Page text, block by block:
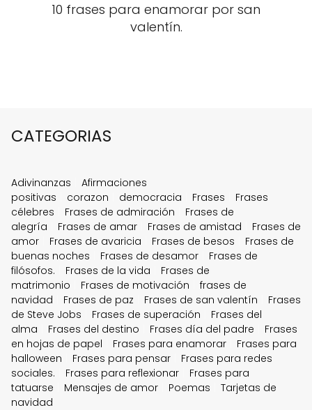
10 frases para enamorar por san
valentín.
CATEGORIAS
Adivinanzas
Afirmaciones
positivas
corazon democracia Frases
Frases
célebres
Frases de admiración
Frases de
alegría
Frases de amar Frases de amistad
Frases de
amor
Frases de avaricia Frases de besos
Frases de
buenas noches
Frases de desamor
Frases de
filósofos.
Frases de la vida
Frases de
matrimonio
Frases de motivación
frases de
navidad
Frases de paz Frases de san valentín
Frases
de Steve Jobs
Frases de superación
Frases del
alma
Frases del destino Frases día del padre
Frases
en hojas de papel
Frases para enamorar
Frases para
halloween
Frases para pensar
Frases para redes
sociales.
Frases para reflexionar
Frases para
tatuarse
Mensajes de amor Poemas
Tarjetas de
navidad